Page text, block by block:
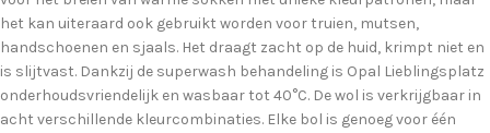
het kan uiteraard ook gebruikt worden voor truien, mutsen,
handschoenen en sjaals. Het draagt zacht op de huid, krimpt niet en
is slijtvast. Dankzij de superwash behandeling is Opal Lieblingsplatz
onderhoudsvriendelijk en wasbaar tot 40°C. De wol is verkrijgbaar in
acht verschillende kleurcombinaties. Elke bol is genoeg voor één